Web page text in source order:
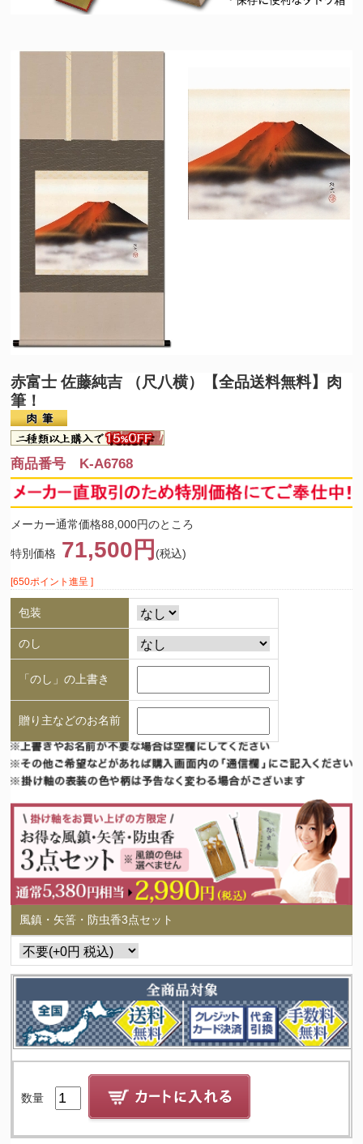
赤富士 佐藤純吉 （尺八横）【全品送料無料】肉
筆！
商品番号 K-A6768
メーカー通常価格88,000円のところ
特別価格 71,500円 (税込)
[650ポイント進呈 ]
包装
のし
「のし」の上書き
贈り主などのお名前
風鎮・矢筈・防虫香3点セット
数量